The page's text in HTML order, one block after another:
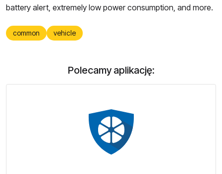
battery alert, extremely low power consumption, and more.
common vehicle
Polecamy aplikację: